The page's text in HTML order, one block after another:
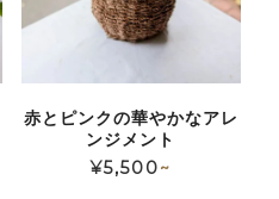
赤とピンクの華やかなアレ
ンジメント
¥5,500~